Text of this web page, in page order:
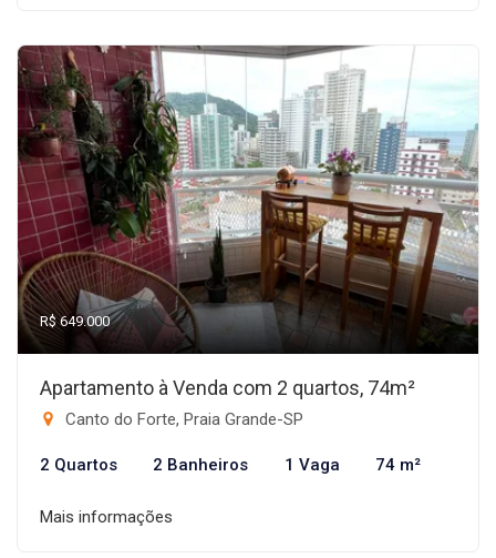
R$ 649.000
Apartamento à Venda com 2 quartos, 74m²
Canto do Forte, Praia Grande-SP
2 Quartos 2 Banheiros 1 Vaga 74 m²
Mais informações